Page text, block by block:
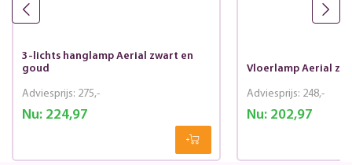
3-lichts hanglamp Aerial zwart en
goud
Nu:224,97
Adviesprijs: 275,-
Vloerlamp Aerial
Nu:202,97
Adviesprijs: 248,-